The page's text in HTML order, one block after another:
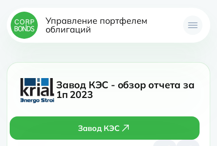
Управление портфелем
облигаций
Завод КЭС - обзор отчета за
1п 2023
Завод КЭС